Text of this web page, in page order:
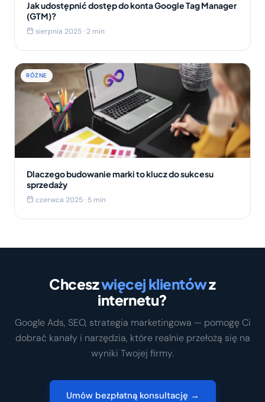
Jak udostępnić dostęp do konta Google Tag Manager
(GTM)?
sierpnia 2025 · 2 min
RÓŻNE
Dlaczego budowanie marki to klucz do sukcesu
sprzedaży
czerwca 2025 · 5 min
Chceszwięcej klientówz
internetu?
Google Ads, SEO, strategia marketingowa — pomogę Ci
dobrać kanały i narzędzia, które realnie przełożą się na
wyniki Twojej firmy.
Umów bezpłatną konsultację →